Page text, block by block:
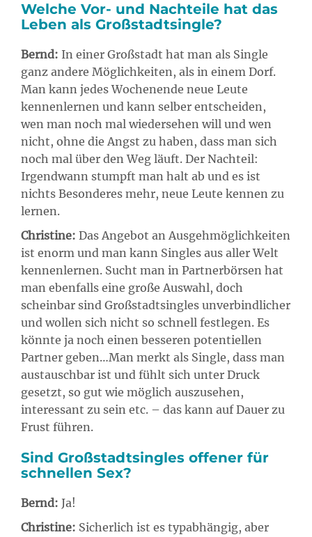
Welche Vor- und Nachteile hat das
Leben als Großstadtsingle?
Bernd: In einer Großstadt hat man als Single
ganz andere Möglichkeiten, als in einem Dorf.
Man kann jedes Wochenende neue Leute
kennenlernen und kann selber entscheiden,
wen man noch mal wiedersehen will und wen
nicht, ohne die Angst zu haben, dass man sich
noch mal über den Weg läuft. Der Nachteil:
Irgendwann stumpft man halt ab und es ist
nichts Besonderes mehr, neue Leute kennen zu
lernen.
Christine: Das Angebot an Ausgehmöglichkeiten
ist enorm und man kann Singles aus aller Welt
kennenlernen. Sucht man in Partnerbörsen hat
man ebenfalls eine große Auswahl, doch
scheinbar sind Großstadtsingles unverbindlicher
und wollen sich nicht so schnell festlegen. Es
könnte ja noch einen besseren potentiellen
Partner geben…Man merkt als Single, dass man
austauschbar ist und fühlt sich unter Druck
gesetzt, so gut wie möglich auszusehen,
interessant zu sein etc. – das kann auf Dauer zu
Frust führen.
Sind Großstadtsingles offener für
schnellen Sex?
Bernd: Ja!
Christine: Sicherlich ist es typabhängig, aber